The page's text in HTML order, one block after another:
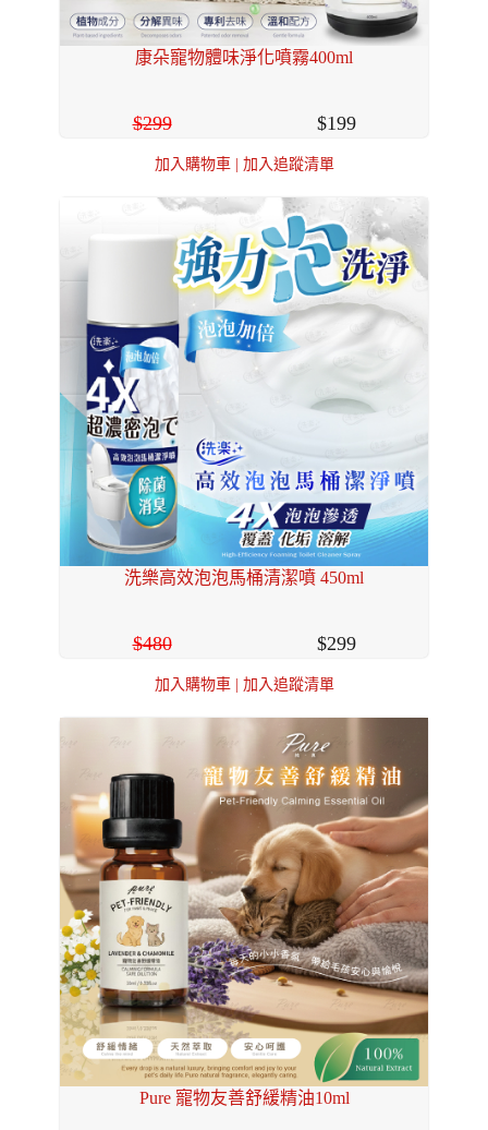
康朵寵物體味淨化噴霧400ml
299 199
加入購物車 | 加入追蹤清單
洗樂高效泡泡馬桶清潔噴 450ml
480 299
加入購物車 | 加入追蹤清單
Pure 寵物友善舒緩精油10ml